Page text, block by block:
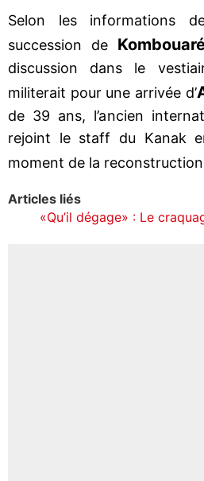
Selon les informations
succession de
discussion dans le
militerait pour une arrivée d’
de 39 ans, l’ancien
rejoint le staff du Kanak
moment de la
Articles liés
«Qu’il dégage» : Le